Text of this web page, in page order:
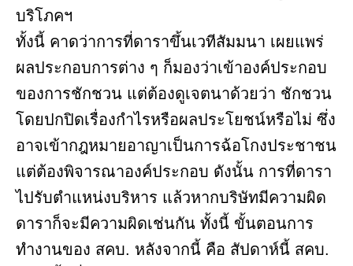
บริโภคฯ
ทั้งนี้ คาดว่าการที่ดาราขึ้นเวทีสัมมนา เผยแพร่
ผลประกอบการต่าง ๆ ก็มองว่าเข้าองค์ประกอบ
ของการชักชวน แต่ต้องดูเจตนาด้วยว่า ชักชวน
โดยปกปิดเรื่องกำไรหรือผลประโยชน์หรือไม่ ซึ่ง
อาจเข้ากฎหมายอาญาเป็นการฉ้อโกงประชาชน
แต่ต้องพิจารณาองค์ประกอบ ดังนั้น การที่ดารา
ไปรับตำแหน่งบริหาร แล้วหากบริษัทมีความผิด
ดาราก็จะมีความผิดเช่นกัน ทั้งนี้ ขั้นตอนการ
ทำงานของ สคบ. หลังจากนี้ คือ สัปดาห์นี้ สคบ.